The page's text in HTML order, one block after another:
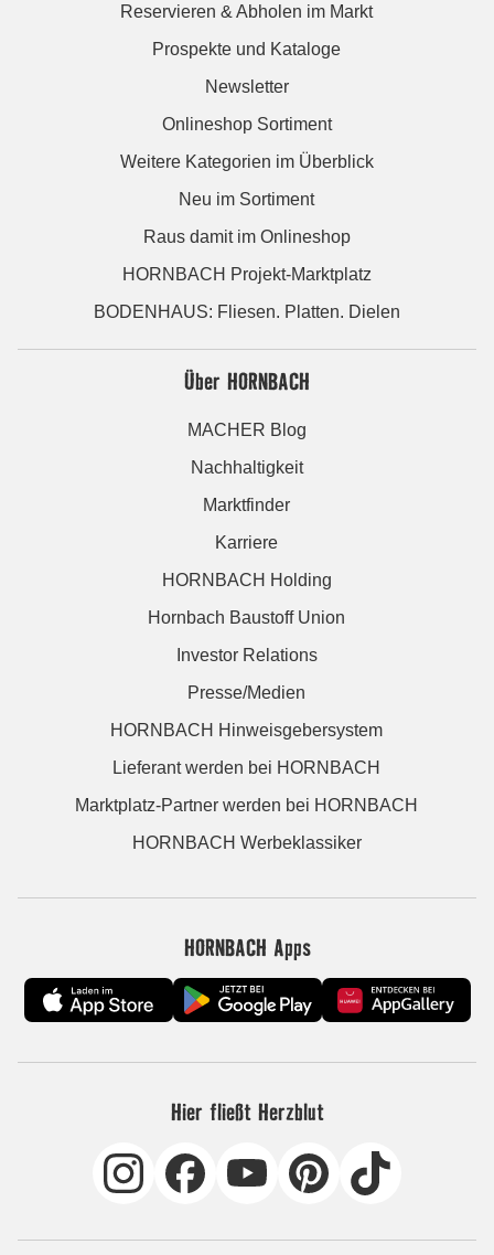
Reservieren & Abholen im Markt
Prospekte und Kataloge
Newsletter
Onlineshop Sortiment
Weitere Kategorien im Überblick
Neu im Sortiment
Raus damit im Onlineshop
HORNBACH Projekt-Marktplatz
BODENHAUS: Fliesen. Platten. Dielen
Über HORNBACH
MACHER Blog
Nachhaltigkeit
Marktfinder
Karriere
HORNBACH Holding
Hornbach Baustoff Union
Investor Relations
Presse/Medien
HORNBACH Hinweisgebersystem
Lieferant werden bei HORNBACH
Marktplatz-Partner werden bei HORNBACH
HORNBACH Werbeklassiker
HORNBACH Apps
Hier fließt Herzblut